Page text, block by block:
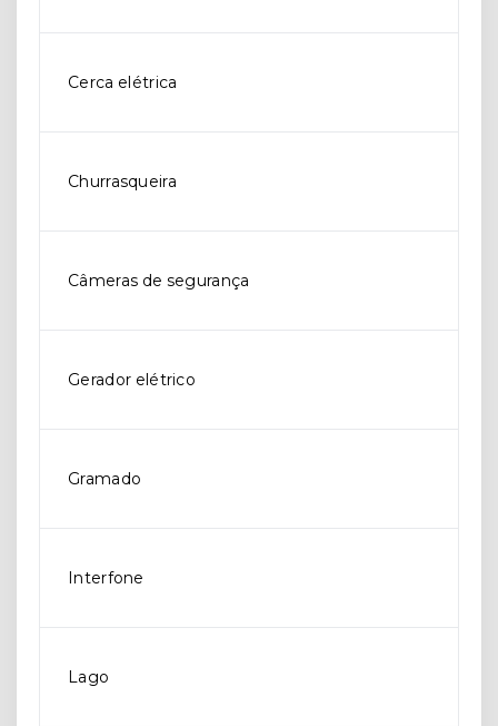
Cerca elétrica
Churrasqueira
Câmeras de segurança
Gerador elétrico
Gramado
Interfone
Lago